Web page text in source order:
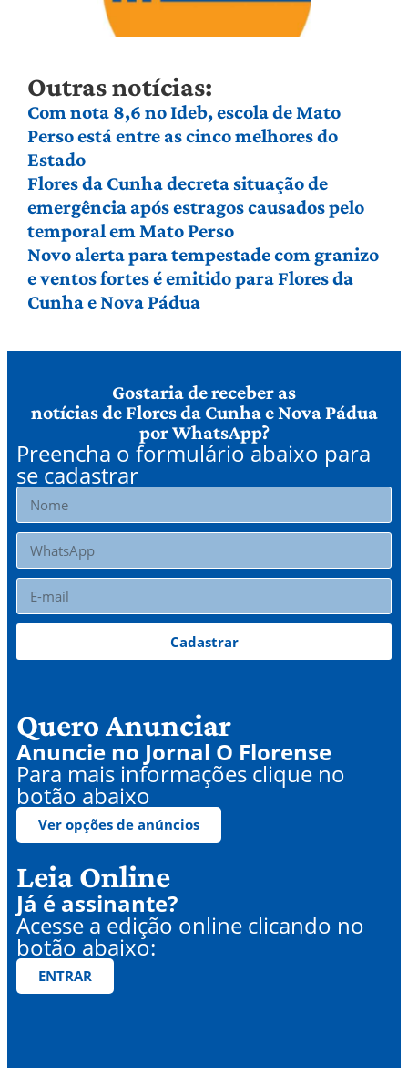
Outras notícias:
Com nota 8,6 no Ideb, escola de Mato
Perso está entre as cinco melhores do
Estado
Flores da Cunha decreta situação de
emergência após estragos causados pelo
temporal em Mato Perso
Novo alerta para tempestade com granizo
e ventos fortes é emitido para Flores da
Cunha e Nova Pádua
Gostaria de receber as
notícias de Flores da Cunha e Nova Pádua
por WhatsApp?
Preencha o formulário abaixo para
se cadastrar
Cadastrar
Quero Anunciar
Anuncie no Jornal O Florense
Para mais informações clique no
botão abaixo
Ver opções de anúncios
Leia Online
Já é assinante?
Acesse a edição online clicando no
botão abaixo:
ENTRAR